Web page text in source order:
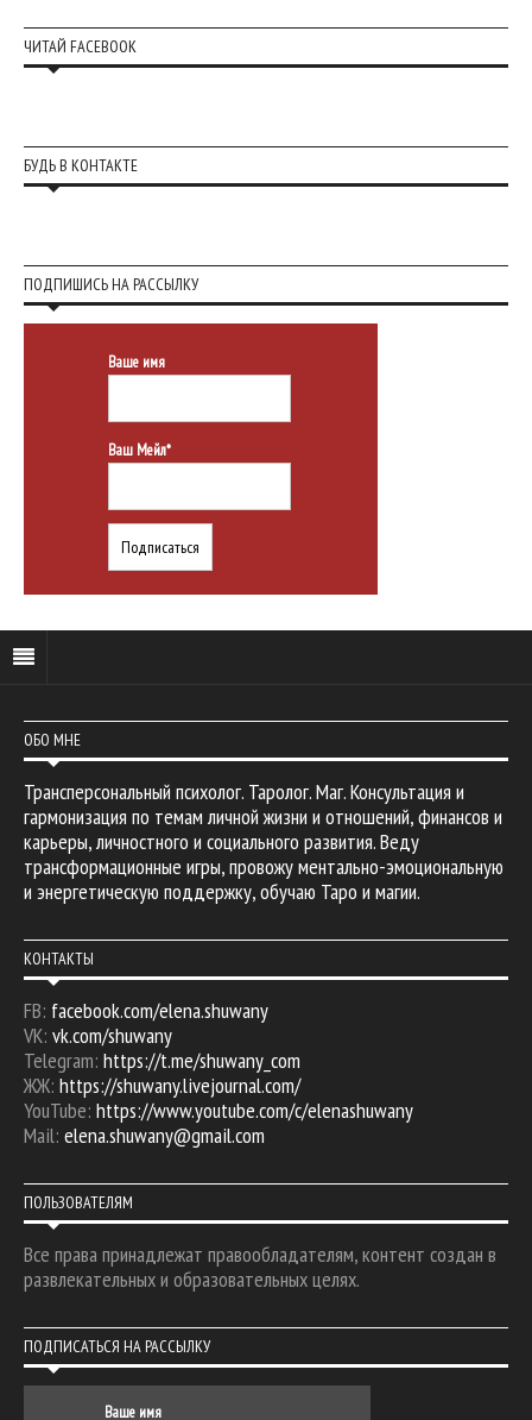
ЧИТАЙ FACEBOOK
БУДЬ В КОНТАКТЕ
ПОДПИШИСЬ НА РАССЫЛКУ
Ваше имя
Ваш Мейл*
ОБО МНЕ
Трансперсональный психолог. Таролог. Маг. Консультация и
гармонизация по темам личной жизни и отношений, финансов и
карьеры, личностного и социального развития. Веду
трансформационные игры, провожу ментально-эмоциональную
и энергетическую поддержку, обучаю Таро и магии.
КОНТАКТЫ
FB: facebook.com/elena.shuwany
VK: vk.com/shuwany
Telegram: https://t.me/shuwany_com
ЖЖ: https://shuwany.livejournal.com/
YouTube: https://www.youtube.com/c/elenashuwany
Mail: elena.shuwany@gmail.com
ПОЛЬЗОВАТЕЛЯМ
Все права принадлежат правообладателям, контент создан в
развлекательных и образовательных целях.
ПОДПИСАТЬСЯ НА РАССЫЛКУ
Ваше имя